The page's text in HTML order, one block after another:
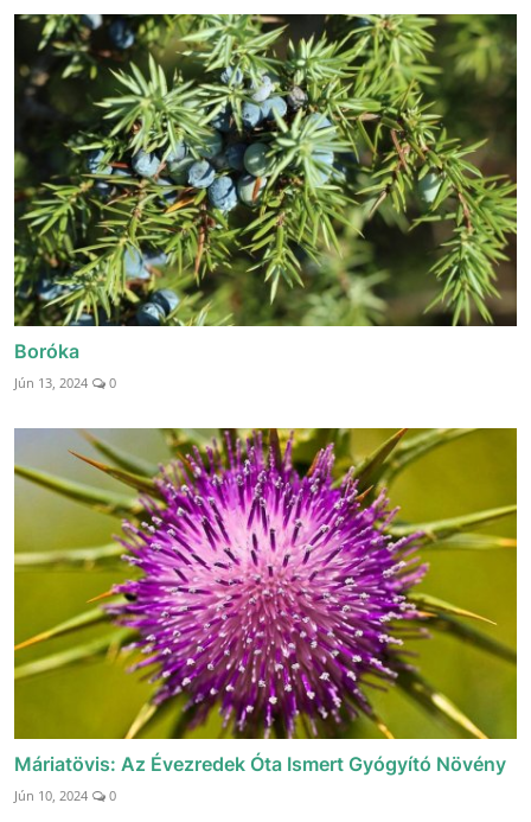
Boróka
Jún 13, 2024 0
Máriatövis: Az Évezredek Óta Ismert Gyógyító Növény
Jún 10, 2024 0